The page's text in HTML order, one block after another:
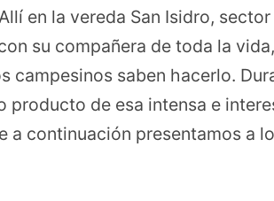
en la vereda San Isidro, sector
su compañera de toda la
campesinos saben hacerlo.
producto de esa intensa e
a continuación presentamos a